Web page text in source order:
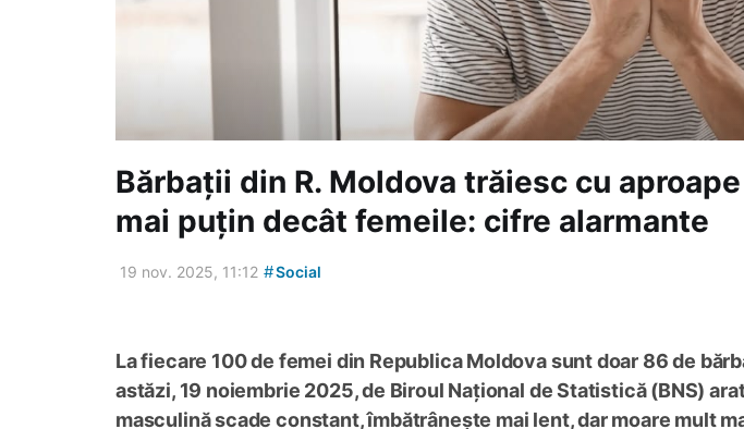
Bărbații din R. Moldova trăiesc cu
mai puțin decât femeile: cifre alarmante
19 nov. 2025, 11:12 #Social
La fiecare 100 de femei din Republica Moldova sunt doar 86 de
astăzi, 19 noiembrie 2025, de Biroul Național de Statistică (BNS)
masculină scade constant, îmbătrânește mai lent, dar moare mult